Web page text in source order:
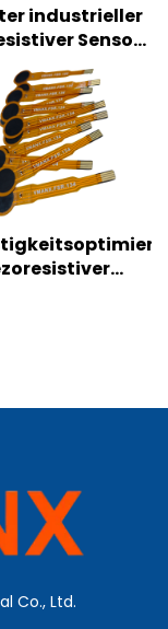
industrieller
Sensor,
Metallurgie,
Industrie
belastete
Maschinen
Co., Ltd.